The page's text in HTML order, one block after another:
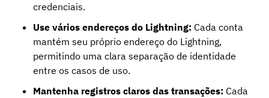
credenciais.
Use vários endereços do Lightning: Cada conta
mantém seu próprio endereço do Lightning,
permitindo uma clara separação de identidade
entre os casos de uso.
Mantenha registros claros das transações: Cada